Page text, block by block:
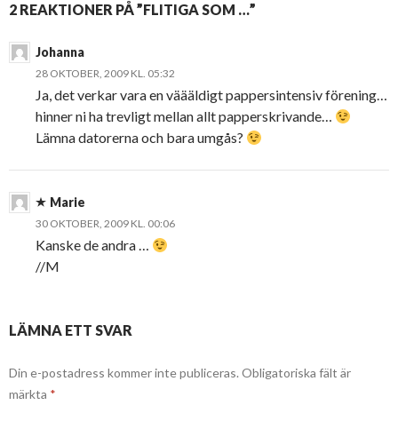
2 REAKTIONER PÅ ”FLITIGA SOM …”
Johanna
28 OKTOBER, 2009 KL. 05:32
Ja, det verkar vara en väääldigt pappersintensiv förening…
hinner ni ha trevligt mellan allt papperskrivande…
Lämna datorerna och bara umgås?
Marie
30 OKTOBER, 2009 KL. 00:06
Kanske de andra …
//M
LÄMNA ETT SVAR
Din e-postadress kommer inte publiceras. Obligatoriska fält är
märkta *